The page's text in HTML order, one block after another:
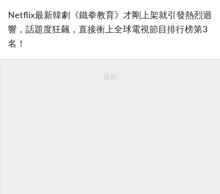
Netflix最新韓劇《鐵拳教育》才剛上架就引發熱烈迴
響，話題度狂飆，直接衝上全球電視節目排行榜第3
名！
廣告